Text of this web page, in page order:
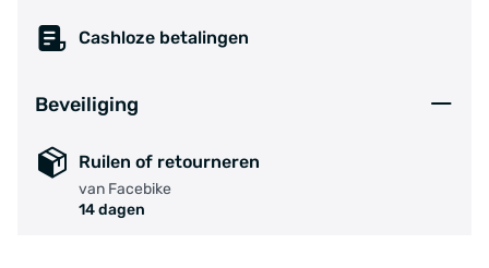
Cashloze betalingen
Beveiliging
Ruilen of retourneren
van Facebike
14 dagen